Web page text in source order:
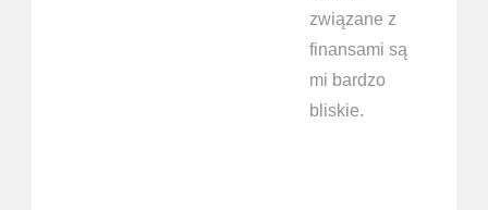
związane z
finansami są
mi bardzo
bliskie.